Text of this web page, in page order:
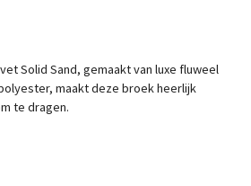
Solid Sand, gemaakt van luxe fluweel
maakt deze broek heerlijk
te dragen.